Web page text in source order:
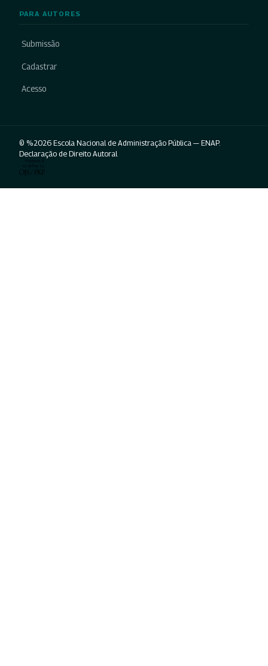
PARA AUTORES
Submissão
Cadastrar
Acesso
© %2026 Escola Nacional de Administração Pública — ENAP.
Declaração de Direito Autoral